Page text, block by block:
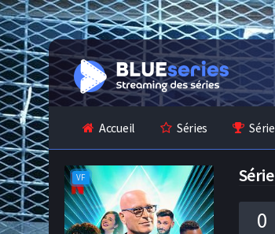
Accueil Séries
VF
0